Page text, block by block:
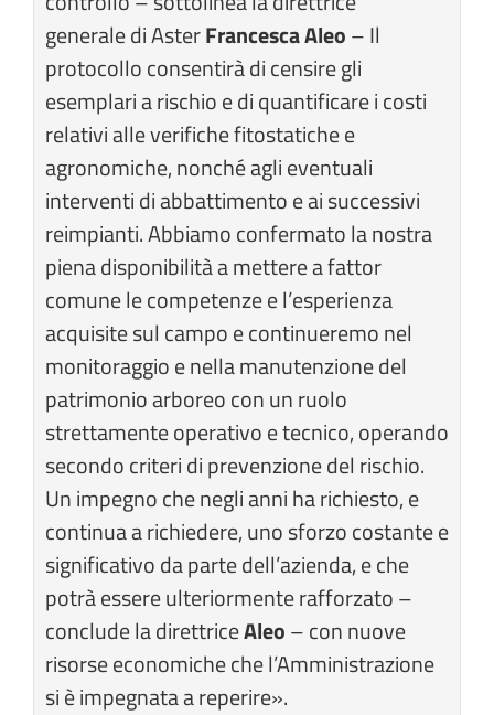
generale di AsterFrancesca Aleo– Il
protocollo consentirà di censire gli
esemplari a rischio e di quantificare i costi
relativi alle verifiche fitostatiche e
agronomiche, nonché agli eventuali
interventi di abbattimento e ai successivi
reimpianti. Abbiamo confermato la nostra
piena disponibilità a mettere a fattor
comune le competenze e l’esperienza
acquisite sul campo e continueremo nel
monitoraggio e nella manutenzione del
patrimonio arboreo con un ruolo
strettamente operativo e tecnico, operando
secondo criteri di prevenzione del rischio.
Un impegno che negli anni ha richiesto, e
continua a richiedere, uno sforzo costante e
significativo da parte dell’azienda, e che
potrà essere ulteriormente rafforzato –
conclude la direttriceAleo– con nuove
risorse economiche che l’Amministrazione
si è impegnata a reperire».